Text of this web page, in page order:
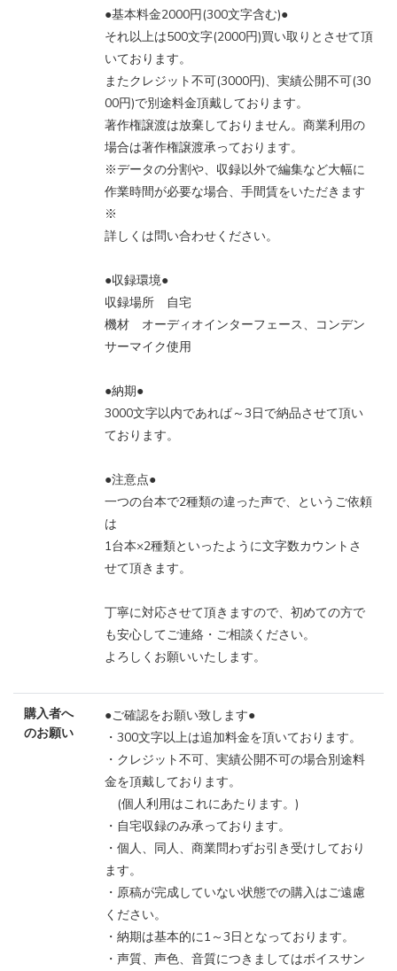
●基本料金2000円(300文字含む)●
それ以上は500文字(2000円)買い取りとさせて頂
いております。
またクレジット不可(3000円)、実績公開不可(30
00円)で別途料金頂戴しております。
著作権譲渡は放棄しておりません。商業利用の
場合は著作権譲渡承っております。
※データの分割や、収録以外で編集など大幅に
作業時間が必要な場合、手間賃をいただきます
※
詳しくは問い合わせください。
●収録環境●
収録場所 自宅
機材 オーディオインターフェース、コンデン
サーマイク使用
●納期●
3000文字以内であれば～3日で納品させて頂い
ております。
●注意点●
一つの台本で2種類の違った声で、というご依頼
は
1台本×2種類といったように文字数カウントさ
せて頂きます。
丁寧に対応させて頂きますので、初めての方で
も安心してご連絡・ご相談ください。
よろしくお願いいたします。
購入者へ
のお願い
●ご確認をお願い致します●
・300文字以上は追加料金を頂いております。
・クレジット不可、実績公開不可の場合別途料
金を頂戴しております。
(個人利用はこれにあたります。)
・自宅収録のみ承っております。
・個人、同人、商業問わずお引き受けしており
ます。
・原稿が完成していない状態での購入はご遠慮
ください。
・納期は基本的に1～3日となっております。
・声質、声色、音質につきましてはボイスサン